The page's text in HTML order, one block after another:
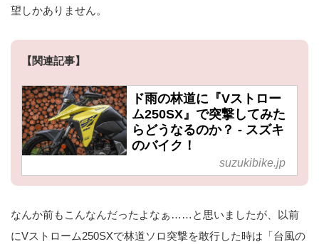
望しかありません。
【関連記事】
ド雨の林道に『Vストロー
ム250SX』で突撃してみた
らどうなるのか？ - スズキ
のバイク！
suzukibike.jp
なんか前もこんなんだったよなぁ……と思いましたが、以前
にVストローム250SXで林道ソロ突撃を敢行した時は「台風の